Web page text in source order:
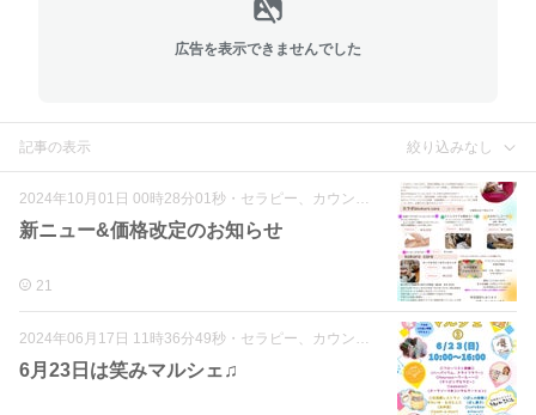
広告を表示できませんでした
記事の表示 絞り込みなし
2024年10月01日 00時28分01秒 ・ セラピー、カウンセリング各種
新ニュー&価格改定のお知らせ
21
2024年06月17日 11時36分49秒 ・ セラピー、カウンセリング各種
6月23日は笑みマルシェ♫